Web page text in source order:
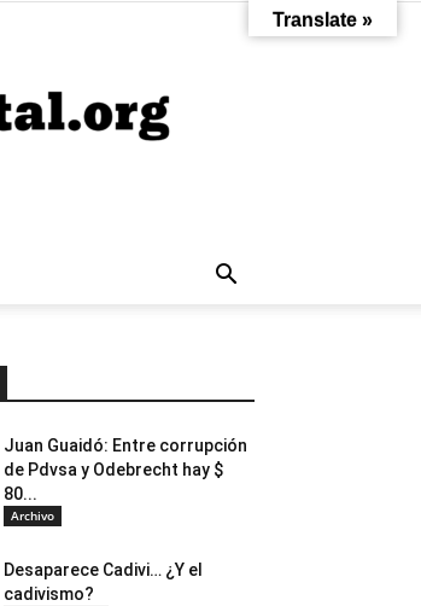
Juan Guaidó: Entre corrupción
de Pdvsa y Odebrecht hay $
80...
Archivo
Desaparece Cadivi… ¿Y el
cadivismo?
Translate »